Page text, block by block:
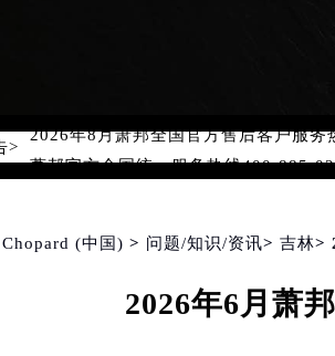
>
2026年8月萧邦全国官方售后客户服务
萧邦官方全国统一服务热线400-885-
天津市和平区赤峰道136号天津国际
上海市徐汇区虹桥路3号港汇中心写字
Chopard (中国) > 问题/知识/资讯> 吉林>
2026年6月萧